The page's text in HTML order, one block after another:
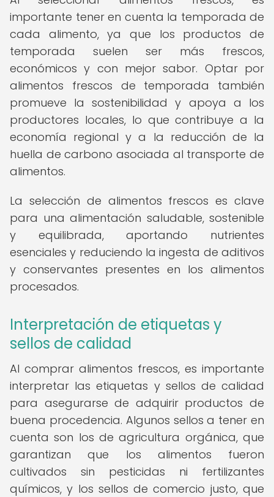
importante tener en cuenta la temporada de
cada alimento, ya que los productos de
temporada suelen ser más frescos,
económicos y con mejor sabor. Optar por
alimentos frescos de temporada también
promueve la sostenibilidad y apoya a los
productores locales, lo que contribuye a la
economía regional y a la reducción de la
huella de carbono asociada al transporte de
alimentos.
La selección de alimentos frescos es clave
para una alimentación saludable, sostenible
y equilibrada, aportando nutrientes
esenciales y reduciendo la ingesta de aditivos
y conservantes presentes en los alimentos
procesados.
Interpretación de etiquetas y
sellos de calidad
Al comprar alimentos frescos, es importante
interpretar las etiquetas y sellos de calidad
para asegurarse de adquirir productos de
buena procedencia. Algunos sellos a tener en
cuenta son los de agricultura orgánica, que
garantizan que los alimentos fueron
cultivados sin pesticidas ni fertilizantes
químicos, y los sellos de comercio justo, que